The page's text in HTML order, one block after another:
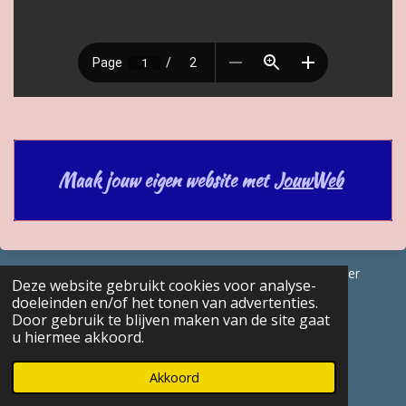
Deze website gebruikt cookies voor analyse-
doeleinden en/of het tonen van advertenties.
Door gebruik te blijven maken van de site gaat
u hiermee akkoord.
Akkoord
Maak jouw eigen website met JouwWeb
© 2017 - 2026 GENEALOGISCHE Bijdragen Marc Van Acker
Powered byJouwWeb